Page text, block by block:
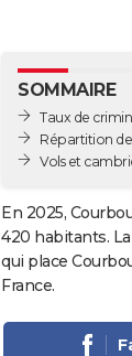
SOMMAIRE
Taux de
Répartition
Vols et
En 2025,
420 habitants.
qui place
France.